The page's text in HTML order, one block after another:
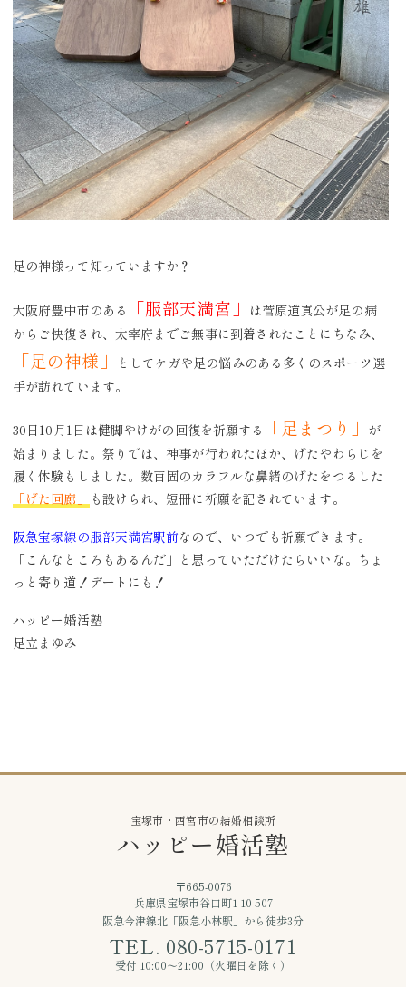
足の神様って知っていますか？
大阪府豊中市のある 「服部天満宮」
は菅原道真公が足の病
からご快復され、太宰府までご無事に到着されたことにちなみ、
「足の神様」
としてケガや足の悩みのある多くのスポーツ選
手が訪れています。
30日10月1日は健脚やけがの回復を祈願する 「足まつり」 が
始まりました。祭りでは、神事が行われたほか、げたやわらじを
履く体験もしました。数百固のカラフルな鼻緒のげたをつるした
「げた回廊」 も設けられ、短冊に祈願を記されています。
阪急宝塚線の服部天満宮駅前なので、いつでも祈願できます。
「こんなところもあるんだ」と思っていただけたらいいな。ちょ
っと寄り道！デートにも！
ハッピー婚活塾
足立まゆみ
宝塚市・西宮市の結婚相談所
ハッピー婚活塾
〒665-0076
兵庫県宝塚市谷口町1-10-507
阪急今津線北「阪急小林駅」から徒歩3分
TEL. 080-5715-0171
受付 10:00〜21:00（火曜日を除く）